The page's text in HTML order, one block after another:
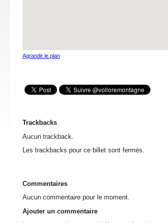
Agrandir le plan
Trackbacks
Aucun trackback.
Les trackbacks pour ce billet sont fermés.
Commentaires
Aucun commentaire pour le moment.
Ajouter un commentaire